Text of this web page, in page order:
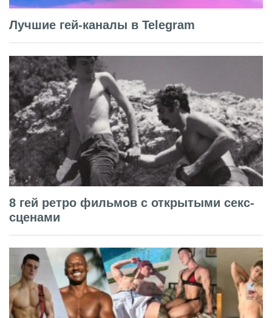
Лучшие гей-каналы в Telegram
8 гей ретро фильмов с открытыми секс-
сценами